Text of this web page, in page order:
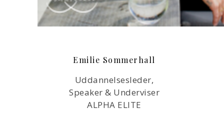
Emilie Sommerhall
Uddannelsesleder,
Speaker & Underviser
ALPHA ELITE